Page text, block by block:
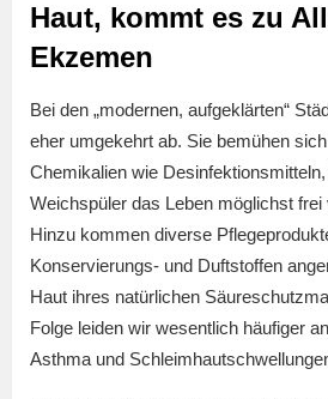
Haut, kommt es zu
Ekzemen
Bei den „modernen, aufgeklärten“
eher umgekehrt ab. Sie bemühen
Chemikalien wie
Weichspüler das Leben möglichst
Hinzu kommen diverse
Konservierungs- und Duftstoffen
Haut ihres natürlichen
Folge leiden wir wesentlich häufiger
Asthma und